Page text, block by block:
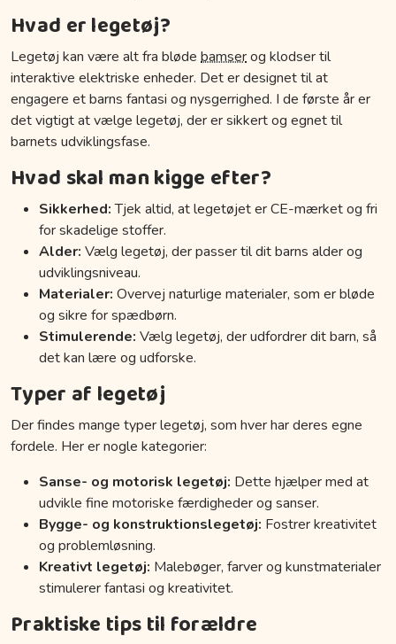
Hvad er legetøj?
Legetøj kan være alt fra bløde bamserog klodser til
interaktive elektriske enheder. Det er designet til at
engagere et barns fantasi og nysgerrighed. I de første år er
det vigtigt at vælge legetøj, der er sikkert og egnet til
barnets udviklingsfase.
Hvad skal man kigge efter?
Sikkerhed:Tjek altid, at legetøjet er CE-mærket og fri
for skadelige stoffer.
Alder: Vælg legetøj, der passer til dit barns alder og
udviklingsniveau.
Materialer: Overvej naturlige materialer, som er bløde
og sikre for spædbørn.
Stimulerende: Vælg legetøj, der udfordrer dit barn, så
det kan lære og udforske.
Typer af legetøj
Der findes mange typer legetøj, som hver har deres egne
fordele. Her er nogle kategorier:
Sanse- og motorisk legetøj: Dette hjælper med at
udvikle fine motoriske færdigheder og sanser.
Bygge- og konstruktionslegetøj: Fostrer kreativitet
og problemløsning.
Kreativt legetøj: Malebøger, farver og kunstmaterialer
stimulerer fantasi og kreativitet.
Praktiske tips til forældre